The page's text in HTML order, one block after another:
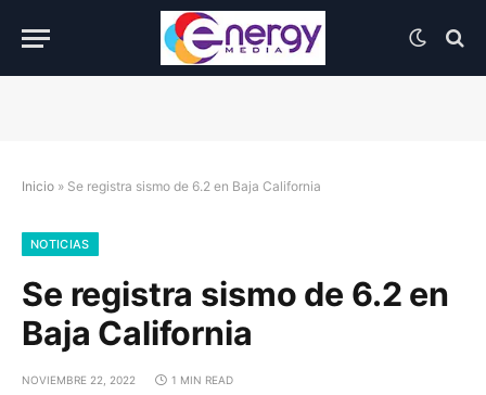
Inicio » Se registra sismo de 6.2 en Baja California
NOTICIAS
Se registra sismo de 6.2 en
Baja California
NOVIEMBRE 22, 2022 1 MIN READ